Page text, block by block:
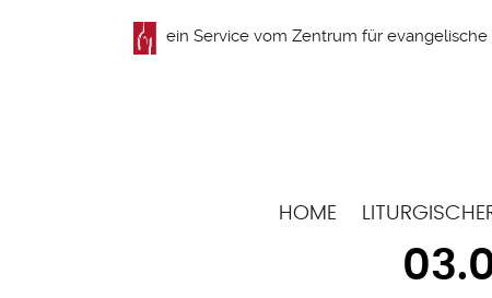
ein Service vom Zentrum für
Hauptnavigation
HOME